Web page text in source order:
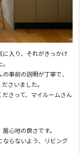
に入り、それがきっかけ
事前の説明が丁寧で、
さいました。
さって、マイルームさん
心地の良さです。
ならないよう、リビング